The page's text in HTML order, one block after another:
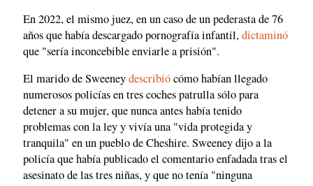
En 2022, el mismo juez, en un caso de un pederasta de 76
años que había descargado pornografía infantil,dictaminó
que "sería inconcebible enviarle a prisión".
El marido de Sweeneydescribiócómo habían llegado
numerosos policías en tres coches patrulla sólo para
detener a su mujer, que nunca antes había tenido
problemas con la ley y vivía una "vida protegida y
tranquila" en un pueblo de Cheshire. Sweeney dijo a la
policía que había publicado el comentario enfadada tras el
asesinato de las tres niñas, y que no tenía "ninguna